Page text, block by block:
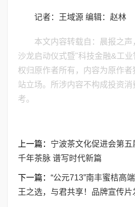
记者：王域源 编辑：赵林
本文内容转载自：晨报之
沙龙启动仪式暨"科技金融&工
权归原作者所有，内容为原作
站立场。所涉内容不构成投资
考。
上一篇： 宁波茶文化促进会第
千年茶脉 谱写时代新篇
下一篇： “公元713”南丰蜜桔高
王之选，与君共享！品牌宣传片